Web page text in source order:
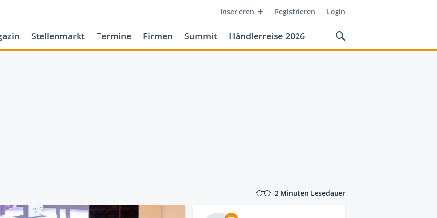
Inserieren Registrieren Login
Stellenmarkt Termine Firmen Summit Händlerreise 2026
2 Minuten Lesedauer